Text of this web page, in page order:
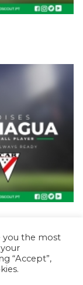
you the most
“Accept”,